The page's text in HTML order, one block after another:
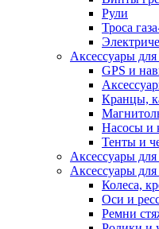
Рули
Троса
Аксессуары
GPS и
Кранцы,
Насосы и
Тенты и
Аксессуары
Аксессуары
Колеса,
Оси и
Ремни